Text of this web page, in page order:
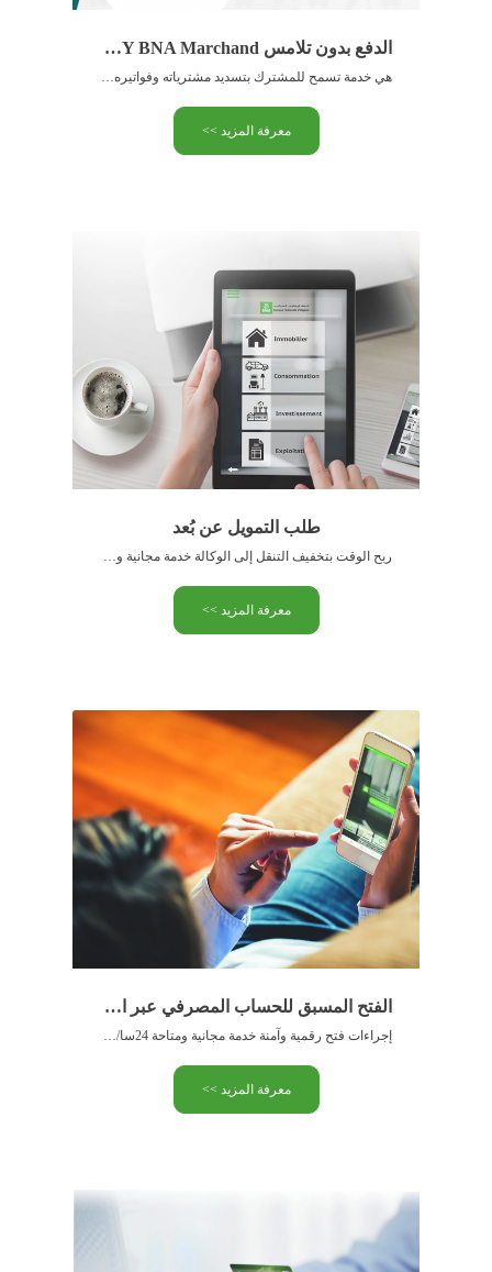
الدفع بدون تلامس WIMPAY BNA Marchand
معرفة المزيد >>
طلب التمويل عن بُعد
معرفة المزيد >>
الفتح المسبق للحساب المصرفي عبر الأنترنت
معرفة المزيد >>